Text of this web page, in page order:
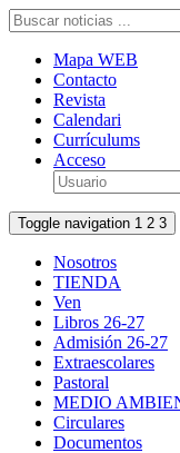
Mapa WEB
Contacto
Revista
Calendari
Currículums
Acceso
Toggle navigation 1 2 3
Nosotros
TIENDA
Ven
Libros 26-27
Admisión 26-27
Extraescolares
Pastoral
MEDIO
Circulares
Documentos